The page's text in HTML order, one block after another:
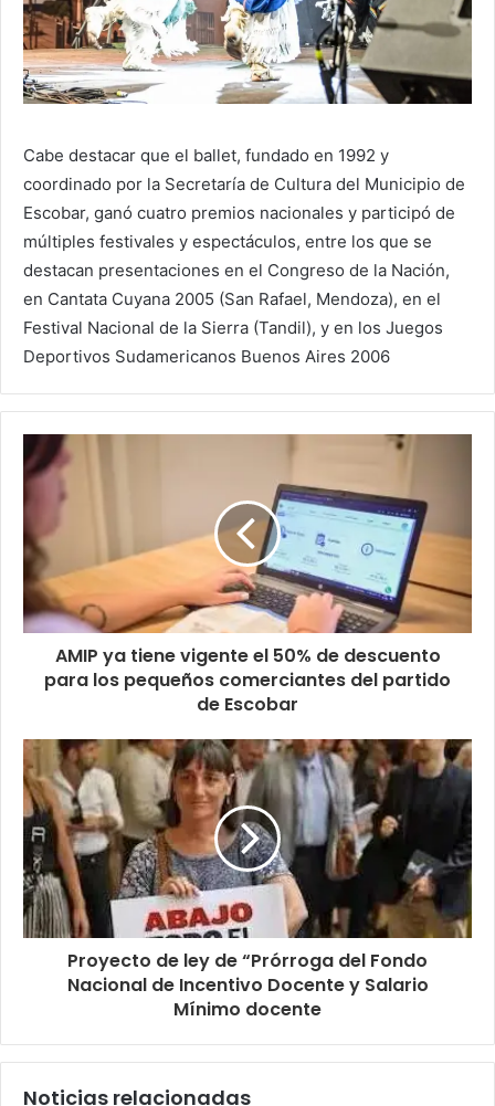
Cabe destacar que el ballet, fundado en 1992 y
coordinado por la Secretaría de Cultura del Municipio de
Escobar, ganó cuatro premios nacionales y participó de
múltiples festivales y espectáculos, entre los que se
destacan presentaciones en el Congreso de la Nación,
en Cantata Cuyana 2005 (San Rafael, Mendoza), en el
Festival Nacional de la Sierra (Tandil), y en los Juegos
Deportivos Sudamericanos Buenos Aires 2006
AMIP ya tiene vigente el 50% de descuento
para los pequeños comerciantes del partido
de Escobar
Proyecto de ley de “Prórroga del Fondo
Nacional de Incentivo Docente y Salario
Mínimo docente
Noticias relacionadas